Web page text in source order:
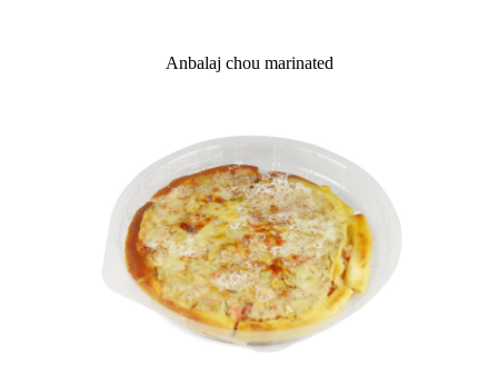
Anbalaj chou marinated